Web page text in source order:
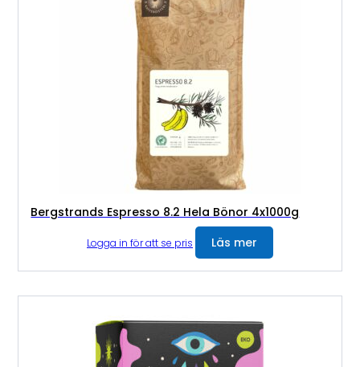
Bergstrands Espresso 8.2 Hela Bönor 4x1000g
Logga in för att se pris Läs mer